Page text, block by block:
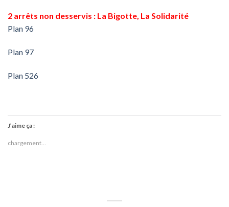
2 arrêts non desservis : La Bigotte, La Solidarité
Plan 96
Plan 97
Plan 526
J’aime ça :
chargement…